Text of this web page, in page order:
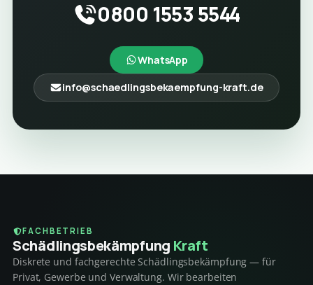
0800 1553 5544
WhatsApp
info@schaedlingsbekaempfung-kraft.de
FACHBETRIEB
Schädlings­bekämpfung Kraft
Diskrete und fachgerechte Schädlingsbekämpfung — für
Privat, Gewerbe und Verwaltung. Wir bearbeiten